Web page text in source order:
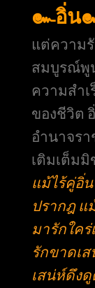
๛อิ่น
แต่ความ
สมบูรณ์พู
ความสำ
ของชีวิต
อำนาจร
เติมเต็มมิ
แม้ไร้คู่อิ่
ปรากฎ แ
มารักใค
รักขาดเ
เสน่ห์ดึง